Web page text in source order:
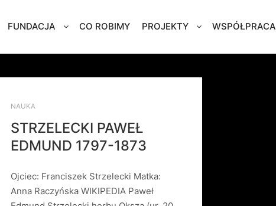
FUNDACJA CO ROBIMY PROJEKTY WSPÓŁPRACA
NAUKA
STRZELECKI PAWEŁ
EDMUND 1797-1873
Ojciec: Franciszek Strzelecki Matka:
Anna Raczyńska WIKIPEDIA Paweł